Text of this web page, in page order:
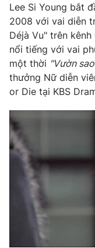
Tổng đài VTV:024.38
Ðiện thoại Thời báo
Email:
Liên hệ quảng cáo:
® Cấm sao chép
thuận bằng văn bản.
Lee Si Young bắt
2008 với vai diễn
Déjà Vu" trên
nổi tiếng với vai
một thời "Vườn
thưởng Nữ diễn
or Die tại KBS